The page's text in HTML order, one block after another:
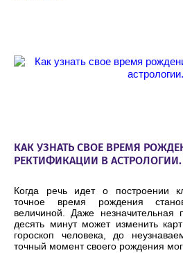
КАК УЗНАТЬ СВОЕ ВРЕМЯ
РЕКТИФИКАЦИИ В АСТРОЛОГИИ.
Когда речь идет о построении
точное время рождения
величиной. Даже незначительная
десять минут может изменить
гороскоп человека, до
точный момент своего рождения